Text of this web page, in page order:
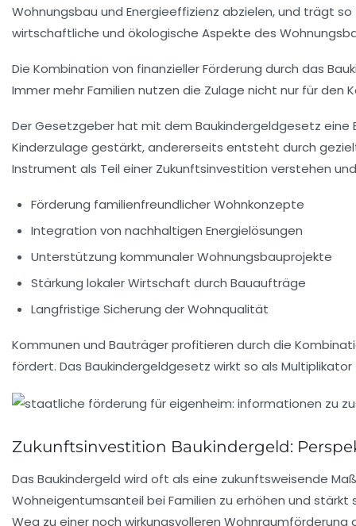
Wohnungsbau und Energieeffizienz abzielen, und trägt
wirtschaftliche und ökologische Aspekte des
Die Kombination von finanzieller Förderung durch das
Immer mehr Familien nutzen die Zulage nicht nur für den
Der Gesetzgeber hat mit dem Baukindergeldgesetz eine
Kinderzulage gestärkt, andererseits entsteht durch
Instrument als Teil einer Zukunftsinvestition verstehen
Förderung familienfreundlicher Wohnkonzepte
Integration von nachhaltigen Energielösungen
Unterstützung kommunaler Wohnungsbauprojekte
Stärkung lokaler Wirtschaft durch Bauaufträge
Langfristige Sicherung der Wohnqualität
Kommunen und Bauträger profitieren durch die
fördert. Das Baukindergeldgesetz wirkt so als
Zukunftsinvestition Baukindergeld:
Das Baukindergeld wird oft als eine zukunftsweisende
Wohneigentumsanteil bei Familien zu erhöhen und
Weg zu einer noch wirkungsvolleren